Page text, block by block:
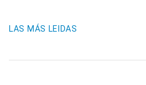
LAS MÁS LEIDAS